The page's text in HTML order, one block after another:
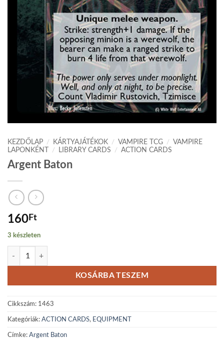
KEZDŐLAP / KÁRTYAJÁTÉKOK / VAMPIRE TCG /
VAMPIRE
LAPONKÉNT
/ LIBRARY CARDS / ACTION CARDS
Argent Baton
160Ft
3 készleten
Argent Baton mennyiség
KOSÁRBA TESZEM
Cikkszám: 1463
Kategóriák: ACTION CARDS, EQUIPMENT
Címke: Argent Baton